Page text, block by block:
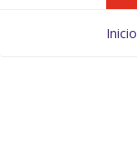
Inicio